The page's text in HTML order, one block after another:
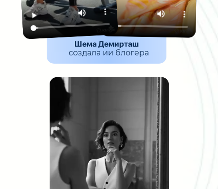
создала ии блогера
Шема Демирташ